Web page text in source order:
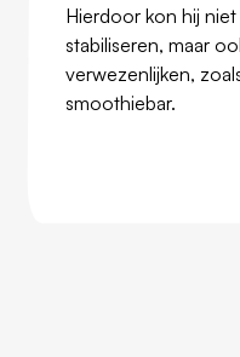
Hierdoor kon hij
stabiliseren, maar
verwezenlijken,
smoothiebar.